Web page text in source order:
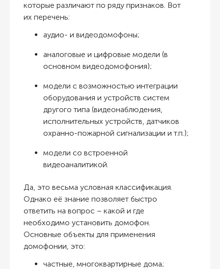
которые различают по ряду признаков. Вот
их перечень:
аудио- и видеодомофоны;
аналоговые и цифровые модели (в
основном видеодомофония);
модели с возможностью интеграции
оборудования и устройств систем
другого типа (видеонаблюдения,
исполнительных устройств, датчиков
охранно-пожарной сигнализации и т.п.);
модели со встроенной
видеоаналитикой.
Да, это весьма условная классификация.
Однако её знание позволяет быстро
ответить на вопрос – какой и где
необходимо установить домофон.
Основные объекты для применения
домофонии, это:
частные, многоквартирные дома;